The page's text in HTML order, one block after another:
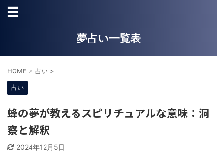
夢占い一覧表
HOME > 占い >
占い
蜂の夢が教えるスピリチュアルな意味：洞
察と解釈
2024年12月5日